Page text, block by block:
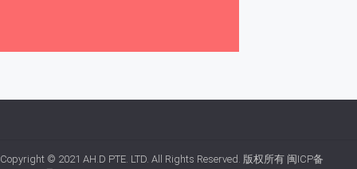
Copyright © 2021 AH.D PTE. LTD. All Rights Reserved. 版权所有 闽ICP备